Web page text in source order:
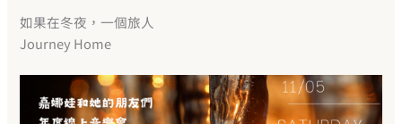
如果在冬夜，一個旅人
Journey Home